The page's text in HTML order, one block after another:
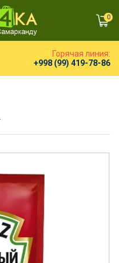
0
Горячая линия:
+998 (99) 419-78-86